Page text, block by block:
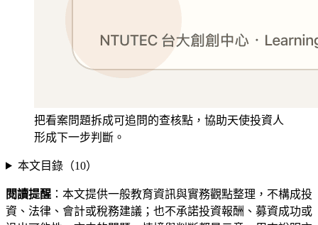
把看案問題拆成可追問的查核點，協助天使投資人
形成下一步判斷。
本文目錄（10）
閱讀提醒 ：本文提供一般教育資訊與實務觀點整理，不構成投
資、法律、會計或稅務建議；也不承諾投資報酬、募資成功或